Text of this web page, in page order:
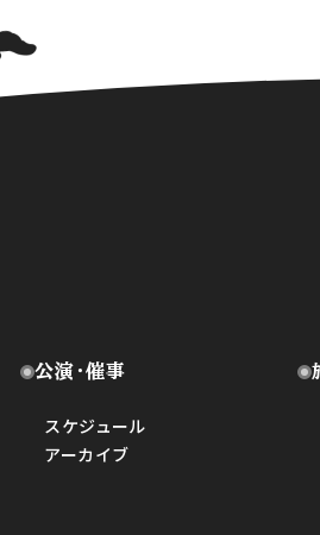
公演・催事
スケジュール
アーカイブ